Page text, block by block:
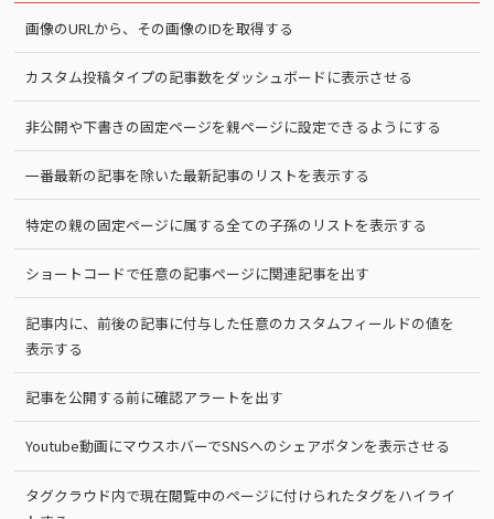
画像のURLから、その画像のIDを取得する
カスタム投稿タイプの記事数をダッシュボードに表示させる
非公開や下書きの固定ページを親ページに設定できるようにする
一番最新の記事を除いた最新記事のリストを表示する
特定の親の固定ページに属する全ての子孫のリストを表示する
ショートコードで任意の記事ページに関連記事を出す
記事内に、前後の記事に付与した任意のカスタムフィールドの値を
表示する
記事を公開する前に確認アラートを出す
Youtube動画にマウスホバーでSNSへのシェアボタンを表示させる
タグクラウド内で現在閲覧中のページに付けられたタグをハイライ